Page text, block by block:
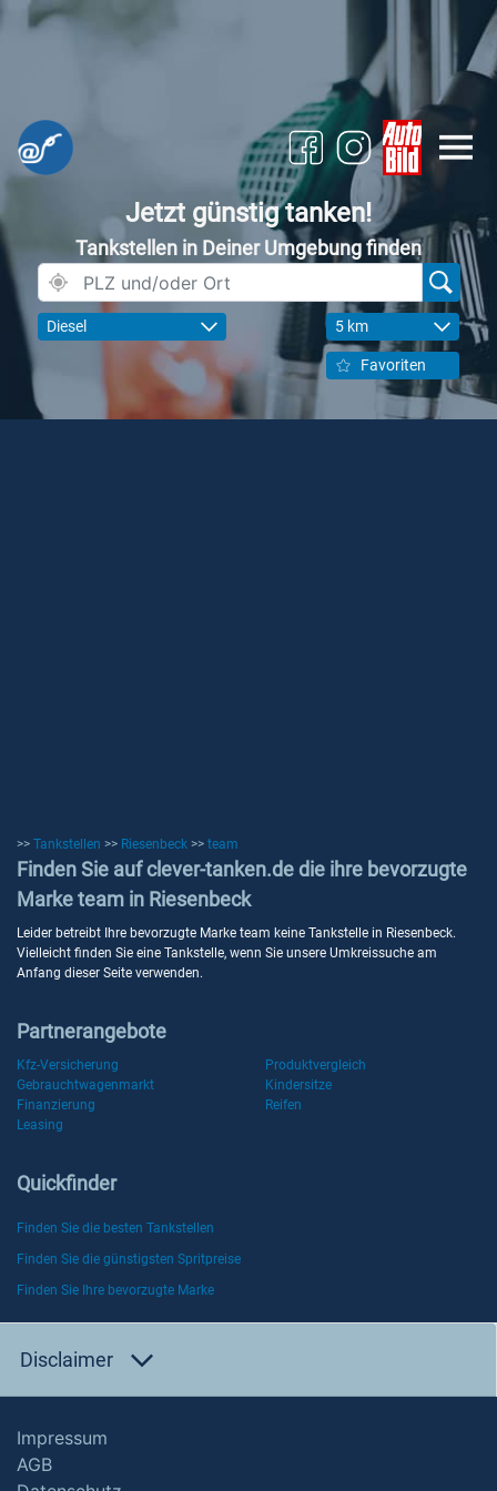
Jetzt günstig tanken!
Tankstellen in Deiner Umgebung finden
Diesel 5 km
Favoriten
>> Tankstellen >> Riesenbeck >> team
Finden Sie auf clever-tanken.de die ihre bevorzugte
Marke team in Riesenbeck
Leider betreibt Ihre bevorzugte Marke team keine Tankstelle in Riesenbeck.
Vielleicht finden Sie eine Tankstelle, wenn Sie unsere Umkreissuche am
Anfang dieser Seite verwenden.
Partnerangebote
Kfz-Versicherung
Produktvergleich
Gebrauchtwagenmarkt
Kindersitze
Finanzierung
Reifen
Leasing
Quickfinder
Finden Sie die besten Tankstellen
Finden Sie die günstigsten Spritpreise
Finden Sie Ihre bevorzugte Marke
Disclaimer
Impressum
AGB